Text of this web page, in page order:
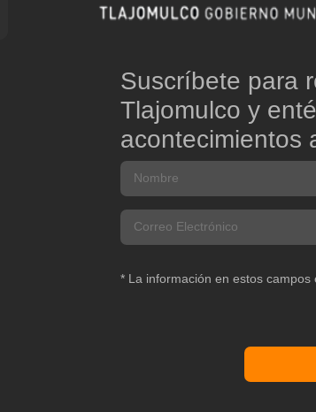
Suscríbete para
Tlajomulco y
acontecimientos
* La información en estos campos